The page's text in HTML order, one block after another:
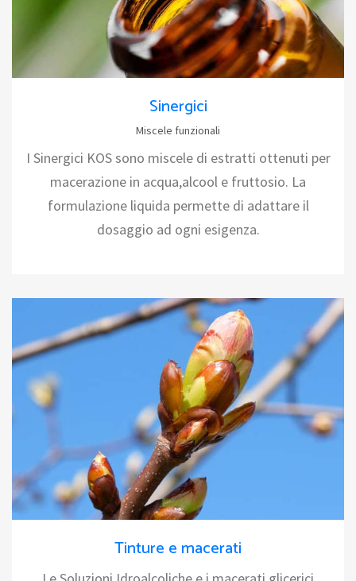
Sinergici
Miscele funzionali
I Sinergici KOS sono miscele di estratti ottenuti per
macerazione in acqua,alcool e fruttosio. La
formulazione liquida permette di adattare il
dosaggio ad ogni esigenza.
Tinture e macerati